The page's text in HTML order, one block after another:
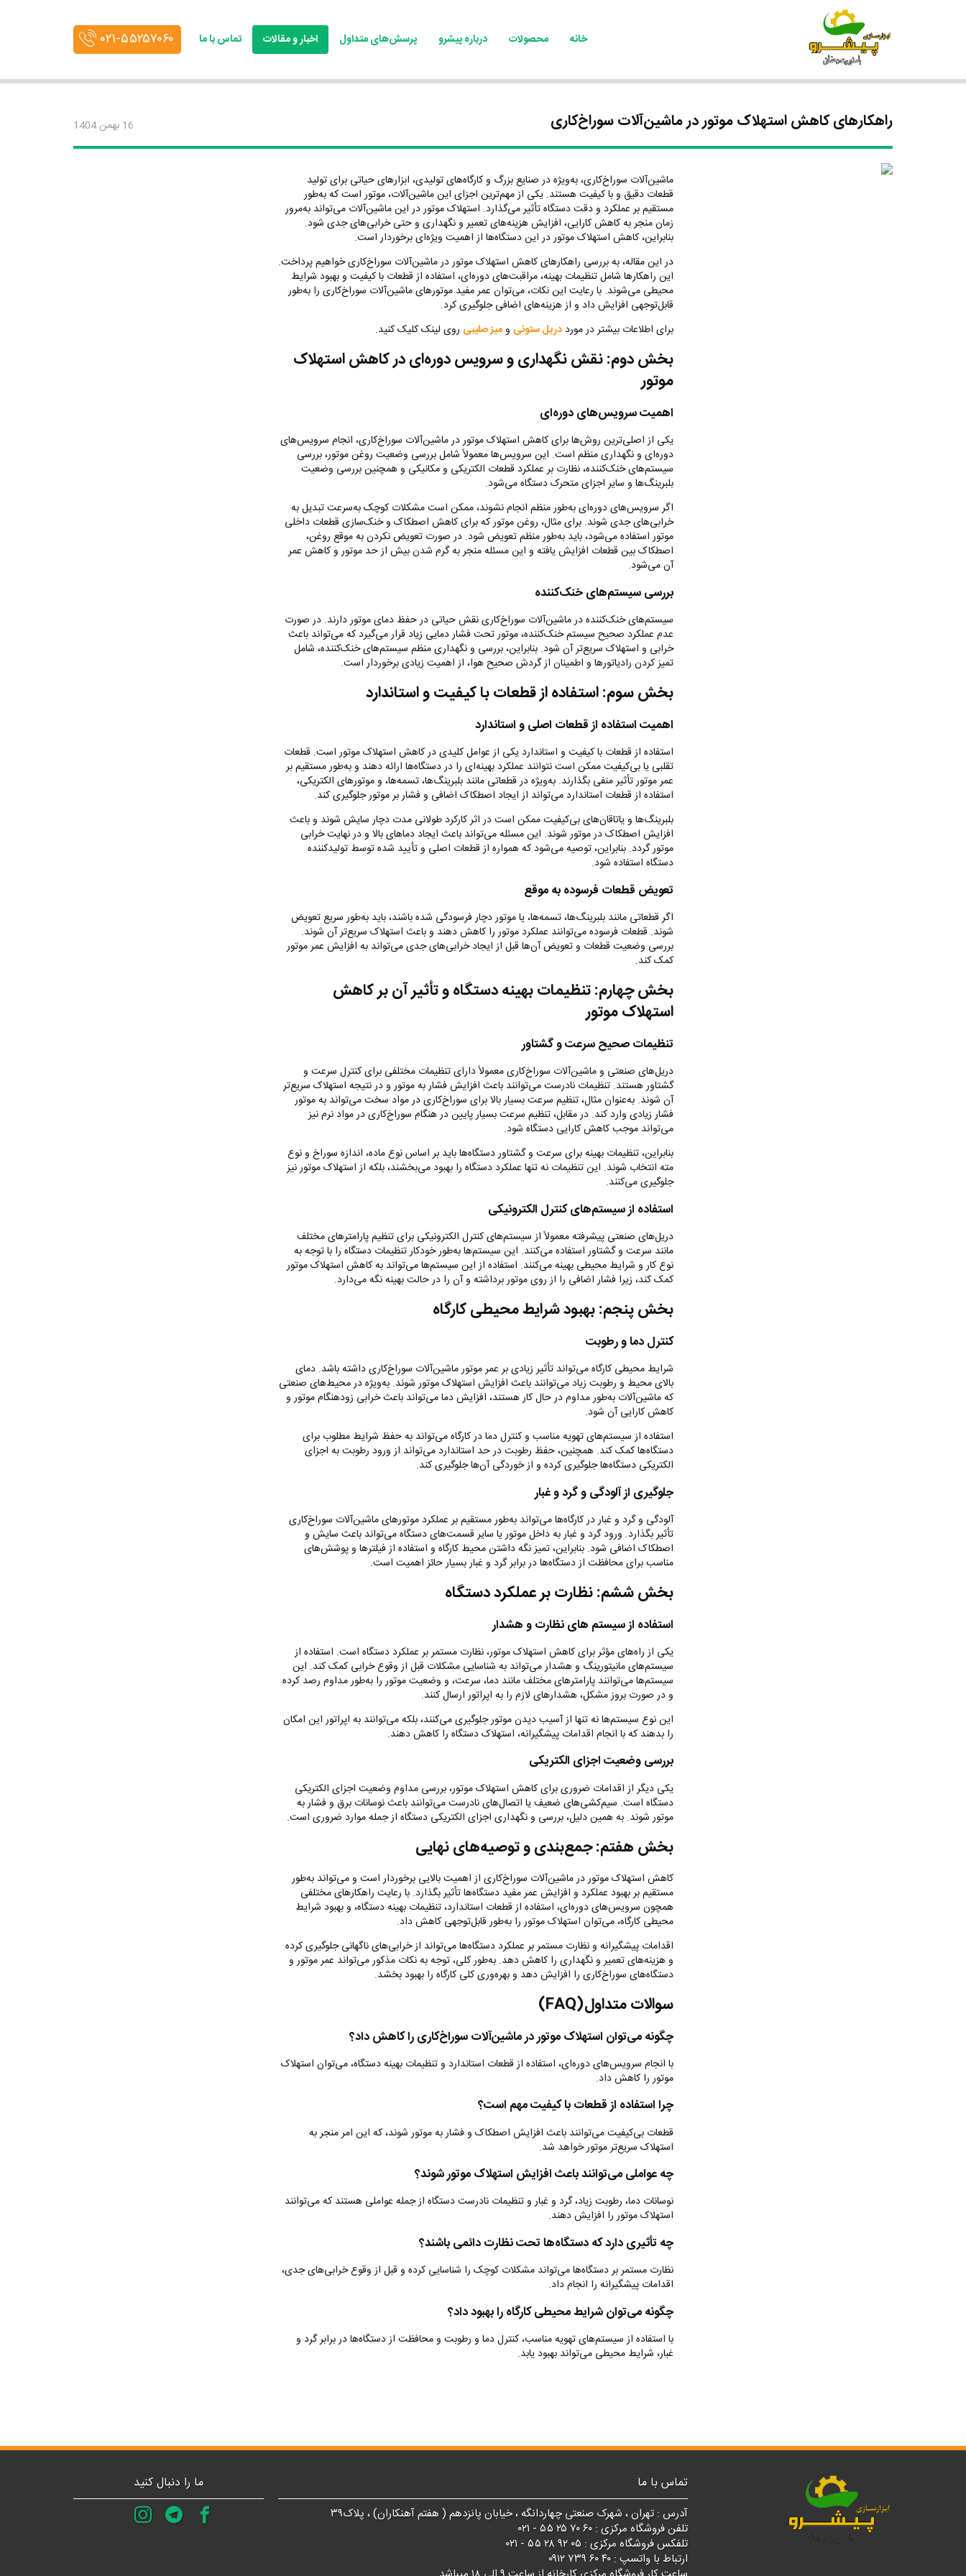
خانه محصولات درباره پیشرو پرسش‌های متداول اخبار و مقالات تماس با ما ۰۲۱-۵۵۲۵۷۰۶۰
راهکارهای کاهش استهلاک موتور در ماشین‌آلات سوراخ‌کاری 16 بهمن 1404
ماشین‌آلات سوراخ‌کاری، به‌ویژه در صنایع بزرگ و کارگاه‌های تولیدی، ابزارهای حیاتی برای تولید
قطعات دقیق و با کیفیت هستند. یکی از مهم‌ترین اجزای این ماشین‌آلات، موتور است که به‌طور
مستقیم بر عملکرد و دقت دستگاه تأثیر می‌گذارد. استهلاک موتور در این ماشین‌آلات می‌تواند به‌مرور
زمان منجر به کاهش کارایی، افزایش هزینه‌های تعمیر و نگهداری و حتی خرابی‌های جدی شود.
بنابراین، کاهش استهلاک موتور در این دستگاه‌ها از اهمیت ویژه‌ای برخوردار است.
در این مقاله، به بررسی راهکارهای کاهش استهلاک موتور در ماشین‌آلات سوراخ‌کاری خواهیم پرداخت.
این راهکارها شامل تنظیمات بهینه، مراقبت‌های دوره‌ای، استفاده از قطعات با کیفیت و بهبود شرایط
محیطی می‌شوند. با رعایت این نکات، می‌توان عمر مفید موتورهای ماشین‌آلات سوراخ‌کاری را به‌طور
قابل‌توجهی افزایش داد و از هزینه‌های اضافی جلوگیری کرد.
برای اطلاعات بیشتر در مورددریل ستونی ومیز صلیبی روی لینک کلیک کنید.
بخش دوم: نقش نگهداری و سرویس دوره‌ای در کاهش استهلاک
موتور
اهمیت سرویس‌های دوره‌ای
یکی از اصلی‌ترین روش‌ها برای کاهش استهلاک موتور در ماشین‌آلات سوراخ‌کاری، انجام سرویس‌های
دوره‌ای و نگهداری منظم است. این سرویس‌ها معمولاً شامل بررسی وضعیت روغن موتور، بررسی
سیستم‌های خنک‌کننده، نظارت بر عملکرد قطعات الکتریکی و مکانیکی و همچنین بررسی وضعیت
بلبرینگ‌ها و سایر اجزای متحرک دستگاه می‌شود.
اگر سرویس‌های دوره‌ای به‌طور منظم انجام نشوند، ممکن است مشکلات کوچک به‌سرعت تبدیل به
خرابی‌های جدی شوند. برای مثال، روغن موتور که برای کاهش اصطکاک و خنک‌سازی قطعات داخلی
موتور استفاده می‌شود، باید به‌طور منظم تعویض شود. در صورت تعویض نکردن به موقع روغن،
اصطکاک بین قطعات افزایش یافته و این مسئله منجر به گرم شدن بیش از حد موتور و کاهش عمر
آن می‌شود.
بررسی سیستم‌های خنک‌کننده
سیستم‌های خنک‌کننده در ماشین‌آلات سوراخ‌کاری نقش حیاتی در حفظ دمای موتور دارند. در صورت
عدم عملکرد صحیح سیستم خنک‌کننده، موتور تحت فشار دمایی زیاد قرار می‌گیرد که می‌تواند باعث
خرابی و استهلاک سریع‌تر آن شود. بنابراین، بررسی و نگهداری منظم سیستم‌های خنک‌کننده، شامل
تمیز کردن رادیاتورها و اطمینان از گردش صحیح هوا، از اهمیت زیادی برخوردار است.
بخش سوم: استفاده از قطعات با کیفیت و استاندارد
اهمیت استفاده از قطعات اصلی و استاندارد
استفاده از قطعات با کیفیت و استاندارد یکی از عوامل کلیدی در کاهش استهلاک موتور است. قطعات
تقلبی یا بی‌کیفیت ممکن است نتوانند عملکرد بهینه‌ای را در دستگاه‌ها ارائه دهند و به‌طور مستقیم بر
عمر موتور تأثیر منفی بگذارند. به‌ویژه در قطعاتی مانند بلبرینگ‌ها، تسمه‌ها، و موتورهای الکتریکی،
استفاده از قطعات استاندارد می‌تواند از ایجاد اصطکاک اضافی و فشار بر موتور جلوگیری کند.
بلبرینگ‌ها و یاتاقان‌های بی‌کیفیت ممکن است در اثر کارکرد طولانی مدت دچار سایش شوند و باعث
افزایش اصطکاک در موتور شوند. این مسئله می‌تواند باعث ایجاد دماهای بالا و در نهایت خرابی
موتور گردد. بنابراین، توصیه می‌شود که همواره از قطعات اصلی و تأیید شده توسط تولیدکننده
دستگاه استفاده شود.
تعویض قطعات فرسوده به موقع
اگر قطعاتی مانند بلبرینگ‌ها، تسمه‌ها، یا موتور دچار فرسودگی شده باشند، باید به‌طور سریع تعویض
شوند. قطعات فرسوده می‌توانند عملکرد موتور را کاهش دهند و باعث استهلاک سریع‌تر آن شوند.
بررسی وضعیت قطعات و تعویض آن‌ها قبل از ایجاد خرابی‌های جدی می‌تواند به افزایش عمر موتور
کمک کند.
بخش چهارم: تنظیمات بهینه دستگاه و تأثیر آن بر کاهش
استهلاک موتور
تنظیمات صحیح سرعت و گشتاور
دریل‌های صنعتی و ماشین‌آلات سوراخ‌کاری معمولاً دارای تنظیمات مختلفی برای کنترل سرعت و
گشتاور هستند. تنظیمات نادرست می‌توانند باعث افزایش فشار به موتور و در نتیجه استهلاک سریع‌تر
آن شوند. به‌عنوان مثال، تنظیم سرعت بسیار بالا برای سوراخ‌کاری در مواد سخت می‌تواند به موتور
فشار زیادی وارد کند. در مقابل، تنظیم سرعت بسیار پایین در هنگام سوراخ‌کاری در مواد نرم نیز
می‌تواند موجب کاهش کارایی دستگاه شود.
بنابراین، تنظیمات بهینه برای سرعت و گشتاور دستگاه‌ها باید بر اساس نوع ماده، اندازه سوراخ و نوع
مته انتخاب شوند. این تنظیمات نه تنها عملکرد دستگاه را بهبود می‌بخشند، بلکه از استهلاک موتور نیز
جلوگیری می‌کنند.
استفاده از سیستم‌های کنترل الکترونیکی
دریل‌های صنعتی پیشرفته معمولاً از سیستم‌های کنترل الکترونیکی برای تنظیم پارامترهای مختلف
مانند سرعت و گشتاور استفاده می‌کنند. این سیستم‌ها به‌طور خودکار تنظیمات دستگاه را با توجه به
نوع کار و شرایط محیطی بهینه می‌کنند. استفاده از این سیستم‌ها می‌تواند به کاهش استهلاک موتور
کمک کند، زیرا فشار اضافی را از روی موتور برداشته و آن را در حالت بهینه نگه می‌دارد.
بخش پنجم: بهبود شرایط محیطی کارگاه
کنترل دما و رطوبت
شرایط محیطی کارگاه می‌تواند تأثیر زیادی بر عمر موتور ماشین‌آلات سوراخ‌کاری داشته باشد. دمای
بالای محیط و رطوبت زیاد می‌توانند باعث افزایش استهلاک موتور شوند. به‌ویژه در محیط‌های صنعتی
که ماشین‌آلات به‌طور مداوم در حال کار هستند، افزایش دما می‌تواند باعث خرابی زودهنگام موتور و
کاهش کارایی آن شود.
استفاده از سیستم‌های تهویه مناسب و کنترل دما در کارگاه می‌تواند به حفظ شرایط مطلوب برای
دستگاه‌ها کمک کند. همچنین، حفظ رطوبت در حد استاندارد می‌تواند از ورود رطوبت به اجزای
الکتریکی دستگاه‌ها جلوگیری کرده و از خوردگی آن‌ها جلوگیری کند.
جلوگیری از آلودگی و گرد و غبار
آلودگی و گرد و غبار در کارگاه‌ها می‌تواند به‌طور مستقیم بر عملکرد موتورهای ماشین‌آلات سوراخ‌کاری
تأثیر بگذارد. ورود گرد و غبار به داخل موتور یا سایر قسمت‌های دستگاه می‌تواند باعث سایش و
اصطکاک اضافی شود. بنابراین، تمیز نگه داشتن محیط کارگاه و استفاده از فیلترها و پوشش‌های
مناسب برای محافظت از دستگاه‌ها در برابر گرد و غبار بسیار حائز اهمیت است.
بخش ششم: نظارت بر عملکرد دستگاه
استفاده از سیستم ‌های نظارت و هشدار
یکی از راه‌های مؤثر برای کاهش استهلاک موتور، نظارت مستمر بر عملکرد دستگاه است. استفاده از
سیستم‌های مانیتورینگ و هشدار می‌تواند به شناسایی مشکلات قبل از وقوع خرابی کمک کند. این
سیستم‌ها می‌توانند پارامترهای مختلف مانند دما، سرعت، و وضعیت موتور را به‌طور مداوم رصد کرده
و در صورت بروز مشکل، هشدارهای لازم را به اپراتور ارسال کنند.
این نوع سیستم‌ها نه تنها از آسیب دیدن موتور جلوگیری می‌کنند، بلکه می‌توانند به اپراتور این امکان
را بدهند که با انجام اقدامات پیشگیرانه، استهلاک دستگاه را کاهش دهند.
بررسی وضعیت اجزای الکتریکی
یکی دیگر از اقدامات ضروری برای کاهش استهلاک موتور، بررسی مداوم وضعیت اجزای الکتریکی
دستگاه است. سیم‌کشی‌های ضعیف یا اتصال‌های نادرست می‌توانند باعث نوسانات برق و فشار به
موتور شوند. به همین دلیل، بررسی و نگهداری اجزای الکتریکی دستگاه از جمله موارد ضروری است.
بخش هفتم: جمع‌بندی و توصیه‌های نهایی
کاهش استهلاک موتور در ماشین‌آلات سوراخ‌کاری از اهمیت بالایی برخوردار است و می‌تواند به‌طور
مستقیم بر بهبود عملکرد و افزایش عمر مفید دستگاه‌ها تأثیر بگذارد. با رعایت راهکارهای مختلفی
همچون سرویس‌های دوره‌ای، استفاده از قطعات استاندارد، تنظیمات بهینه دستگاه، و بهبود شرایط
محیطی کارگاه، می‌توان استهلاک موتور را به‌طور قابل‌توجهی کاهش داد.
اقدامات پیشگیرانه و نظارت مستمر بر عملکرد دستگاه‌ها می‌تواند از خرابی‌های ناگهانی جلوگیری کرده
و هزینه‌های تعمیر و نگهداری را کاهش دهد. به‌طور کلی، توجه به نکات مذکور می‌تواند عمر موتور و
دستگاه‌های سوراخ‌کاری را افزایش دهد و بهره‌وری کلی کارگاه را بهبود بخشد.
سوالات متداول(FAQ)
چگونه می‌توان استهلاک موتور در ماشین‌آلات سوراخ‌کاری را کاهش داد؟
با انجام سرویس‌های دوره‌ای، استفاده از قطعات استاندارد و تنظیمات بهینه دستگاه، می‌توان استهلاک
موتور را کاهش داد.
چرا استفاده از قطعات با کیفیت مهم است؟
قطعات بی‌کیفیت می‌توانند باعث افزایش اصطکاک و فشار به موتور شوند، که این امر منجر به
استهلاک سریع‌تر موتور خواهد شد.
چه عواملی می‌توانند باعث افزایش استهلاک موتور شوند؟
نوسانات دما، رطوبت زیاد، گرد و غبار و تنظیمات نادرست دستگاه از جمله عواملی هستند که می‌توانند
استهلاک موتور را افزایش دهند.
چه تأثیری دارد که دستگاه‌ها تحت نظارت دائمی باشند؟
نظارت مستمر بر دستگاه‌ها می‌تواند مشکلات کوچک را شناسایی کرده و قبل از وقوع خرابی‌های جدی،
اقدامات پیشگیرانه را انجام داد.
چگونه می‌توان شرایط محیطی کارگاه را بهبود داد؟
با استفاده از سیستم‌های تهویه مناسب، کنترل دما و رطوبت و محافظت از دستگاه‌ها در برابر گرد و
غبار، شرایط محیطی می‌تواند بهبود یابد.
تماس با ما
آدرس : تهران ، شهرک صنعتی چهاردانگه ، خیابان پانزدهم ( هفتم آهنکاران) ، پلاک۳۹
تلفن فروشگاه مرکزی : ۶۰ ۷۰ ۲۵ ۵۵ - ۰۲۱
تلفکس فروشگاه مرکزی : ۰۵ ۹۲ ۲۸ ۵۵ - ۰۲۱
ارتباط با واتسپ : ۴۰ ۶۰ ۷۳۹ ۰۹۱۲
ما را دنبال کنید